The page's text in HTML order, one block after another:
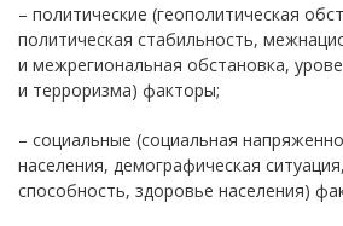
– политические (геополитическая
политическая стабильность,
и межрегиональная обстановка,
и терроризма) факторы;
– социальные (социальная
населения, демографическая
способность, здоровье населения)